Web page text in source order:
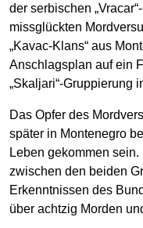
der serbischen
missglückten
„Kavac-Klans“ aus
Anschlagsplan auf ein
„Skaljari“-Gruppierung
Das Opfer des
später in Montenegro
Leben gekommen
zwischen den beiden
Erkenntnissen des
über achtzig Morden